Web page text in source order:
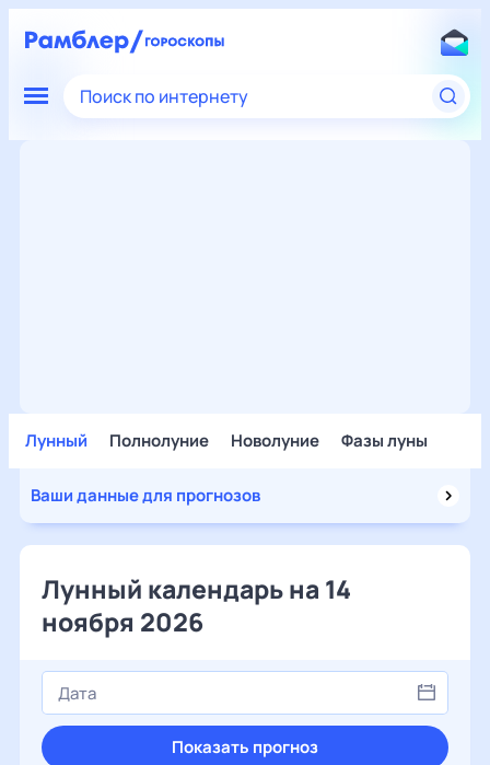
Поиск по интернету
Лунный Полнолуние Новолуние Фазы луны
Ваши данные для прогнозов
Лунный календарь на 14
ноября 2026
Показать прогноз